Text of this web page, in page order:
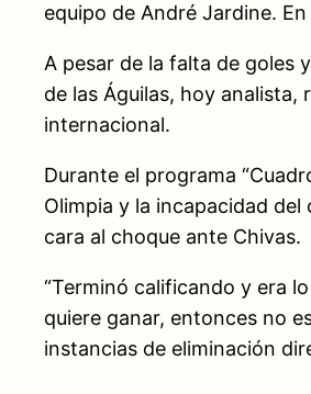
equipo de André Jardine.
A pesar de la falta de goles
de las Águilas, hoy
internacional.
Durante el programa
Olimpia y la incapacidad
cara al choque ante Chivas.
“Terminó calificando y era
quiere ganar, entonces no
instancias de eliminación